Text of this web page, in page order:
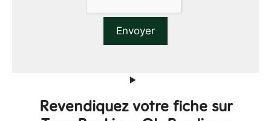
Revendiquez votre fiche sur